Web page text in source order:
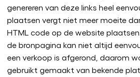
genereren van deze links heel
plaatsen vergt niet meer moeite
HTML code op de website
de bronpagina kan niet altijd
een verkoop is afgerond, daarom
gebruikt gemaakt van bekende